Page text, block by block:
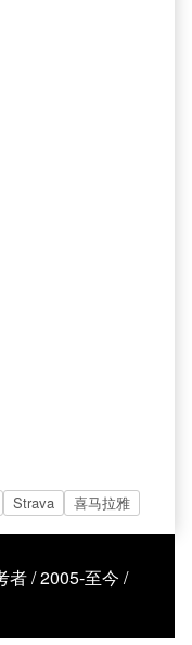
Strava 喜马拉雅
/ 2005-至今 /